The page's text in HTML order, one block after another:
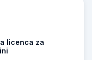
licenca za